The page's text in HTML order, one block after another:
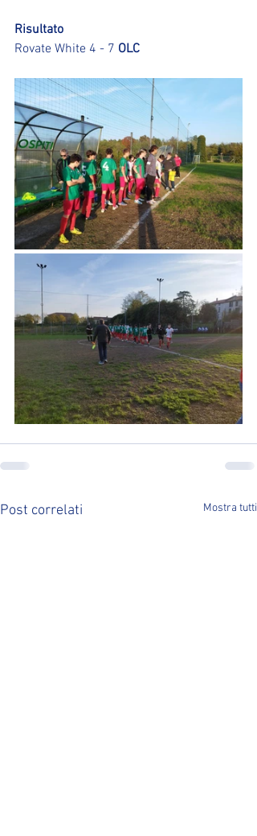
Risultato
Rovate White 4 - 7 OLC
Post correlati Mostra tutti